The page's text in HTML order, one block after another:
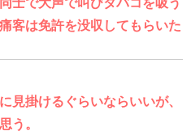
客は免許を没収してもらいた
見掛けるぐらいならいいが、
う。